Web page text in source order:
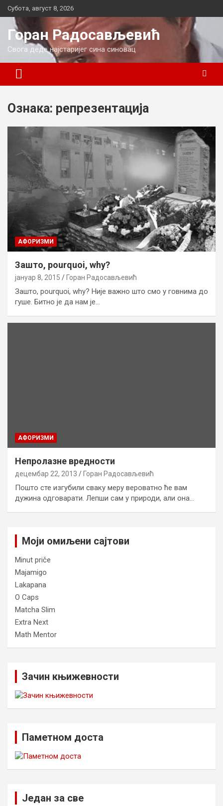
Skip
to
content
Субота, август 8, 2026
Горан Радосављевић
Свога деде најстаријег сина синовац
Ознака: репрезентација
AФОРИЗМИ
Зашто, pourquoi, why?
јануар 8, 2015 Горан Радосављевић
Зашто, pourquoi, why? Није важно што смо у говнима до
гуше. Битно је да нам је…
AФОРИЗМИ
Непролазне вредности
децембар 22, 2013 Горан Радосављевић
Пошто сте изгубили сваку меру вероватно ће вам
дужина одговарати. Лепши сам у природи, али она…
Моји омиљени сајтови
Minut priče
Majamigo
Lakapana
O Caps
Matcha Slim
Extra Next
Math Mentor
Зачин књижевности
Паметном доста
Један за све